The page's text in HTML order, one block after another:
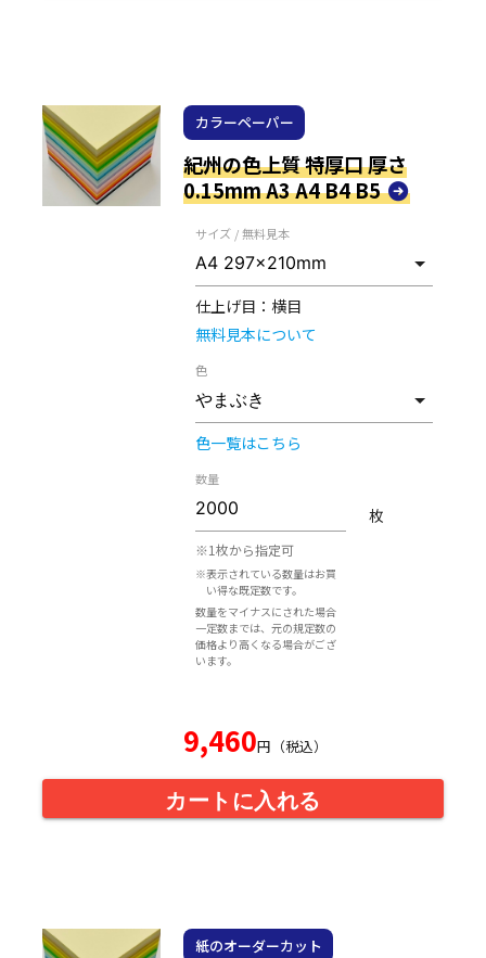
カラーペーパー
紀州の色上質 特厚口 厚さ
0.15mm A3 A4 B4 B5
サイズ / 無料見本
仕上げ目： 横目
無料見本について
色
色一覧はこちら
数量
※1枚から指定可
※表示されている数量はお買
い得な既定数です。
数量をマイナスにされた場合
一定数までは、元の規定数の
価格より高くなる場合がござ
います。
枚
9,460円（税込）
カートに入れる
紙のオーダーカット